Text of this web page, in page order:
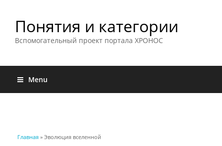
Понятия и категории
Вспомогательный проект портала ХРОНОС
Menu
Вы здесь
Главная » Эволюция вселенной